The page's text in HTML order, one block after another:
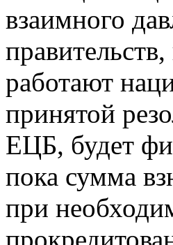
взаимного
работают
принятой
ЕЦБ, будет
пока сумма
при